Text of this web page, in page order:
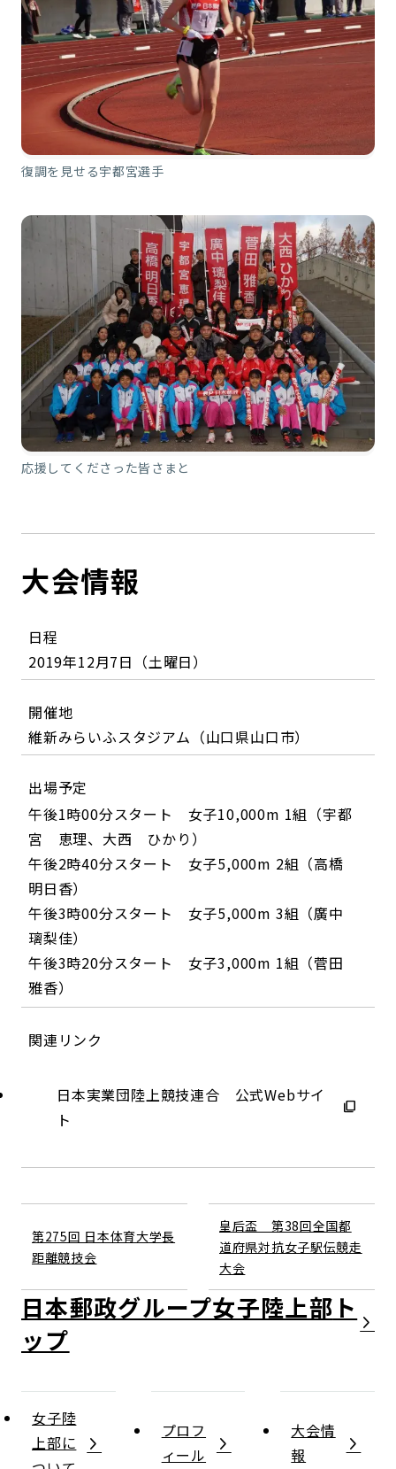
復調を見せる宇都宮選手
応援してくださった皆さまと
大会情報
日程
2019年12月7日（土曜日）
開催地
維新みらいふスタジアム（山口県山口市）
出場予定
午後1時00分スタート 女子10,000m 1組（宇都
宮 恵理、大西 ひかり）
午後2時40分スタート 女子5,000m 2組（高橋
明日香）
午後3時00分スタート 女子5,000m 3組（廣中
璃梨佳）
午後3時20分スタート 女子3,000m 1組（菅田
雅香）
関連リンク
日本実業団陸上競技連合 公式Webサイ
ト
第275回 日本体育大学長
距離競技会
皇后盃 第38回全国都
道府県対抗女子駅伝競走
大会
日本郵政グループ女子陸上部
女子陸
上部に
プロフ
ィール
大会情
報